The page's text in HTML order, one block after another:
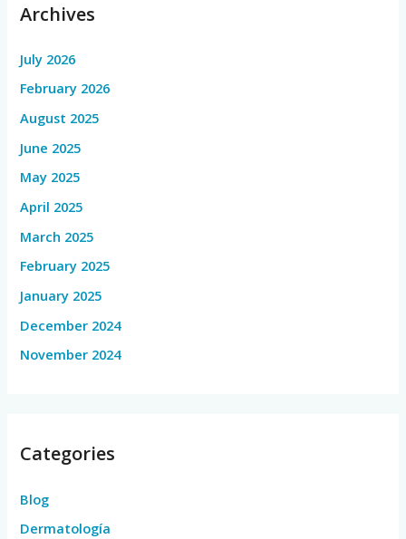
Archives
July 2026
February 2026
August 2025
June 2025
May 2025
April 2025
March 2025
February 2025
January 2025
December 2024
November 2024
Categories
Blog
Dermatología